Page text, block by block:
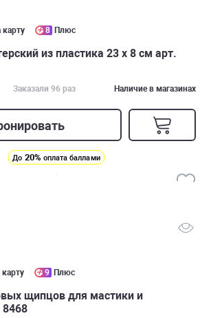
карту 8 Плюс
из пластика 23 x 8 см арт.
Заказали 96 раз Наличие в магазинах
До 20% оплата баллами
9 Плюс
щипцов для мастики и